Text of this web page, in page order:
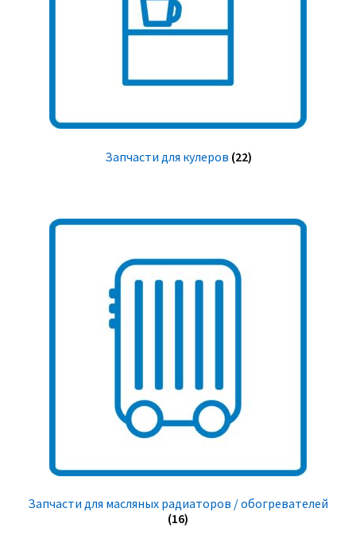
Запчасти для кулеров (22)
Запчасти для масляных радиаторов / обогревателей
(16)